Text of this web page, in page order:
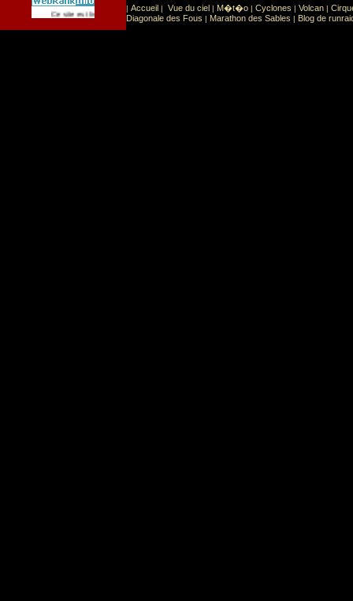
Ce site est list� dans la cat�gorie Sport: Sports extr�mes
| Accueil | Vue du ciel | M�t�o | Cyclones | Volcan |
Diagonale des Fous | Marathon des Sables | Blog de